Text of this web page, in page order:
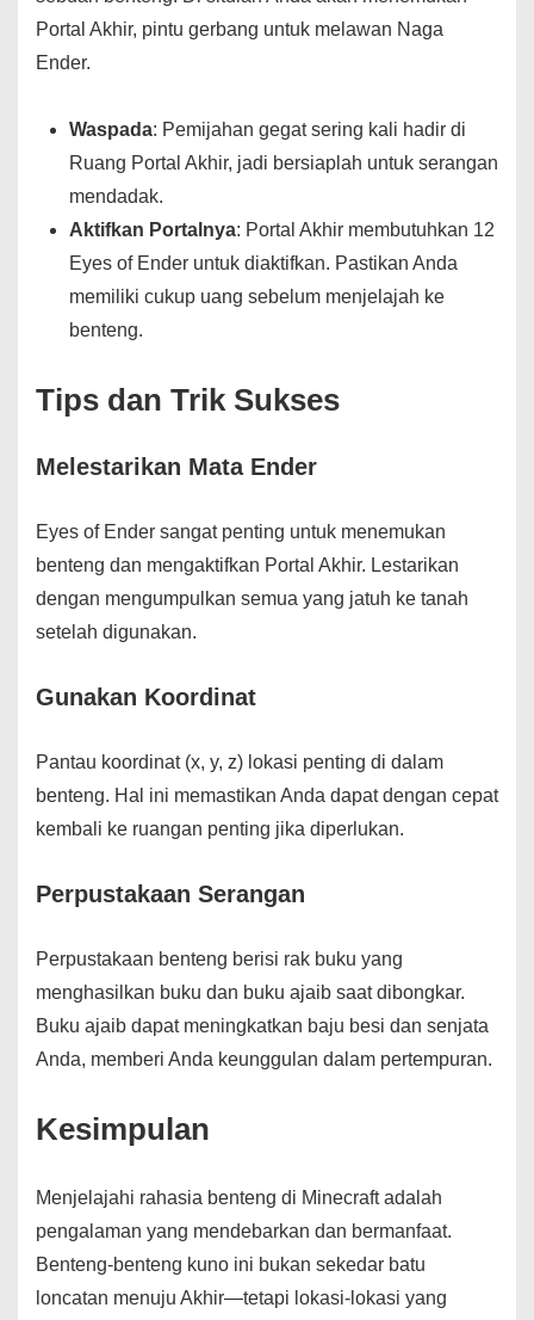
Portal Akhir, pintu gerbang untuk melawan Naga
Ender.
Waspada: Pemijahan gegat sering kali hadir di
Ruang Portal Akhir, jadi bersiaplah untuk serangan
mendadak.
Aktifkan Portalnya: Portal Akhir membutuhkan 12
Eyes of Ender untuk diaktifkan. Pastikan Anda
memiliki cukup uang sebelum menjelajah ke
benteng.
Tips dan Trik Sukses
Melestarikan Mata Ender
Eyes of Ender sangat penting untuk menemukan
benteng dan mengaktifkan Portal Akhir. Lestarikan
dengan mengumpulkan semua yang jatuh ke tanah
setelah digunakan.
Gunakan Koordinat
Pantau koordinat (x, y, z) lokasi penting di dalam
benteng. Hal ini memastikan Anda dapat dengan cepat
kembali ke ruangan penting jika diperlukan.
Perpustakaan Serangan
Perpustakaan benteng berisi rak buku yang
menghasilkan buku dan buku ajaib saat dibongkar.
Buku ajaib dapat meningkatkan baju besi dan senjata
Anda, memberi Anda keunggulan dalam pertempuran.
Kesimpulan
Menjelajahi rahasia benteng di Minecraft adalah
pengalaman yang mendebarkan dan bermanfaat.
Benteng-benteng kuno ini bukan sekedar batu
loncatan menuju Akhir—tetapi lokasi-lokasi yang